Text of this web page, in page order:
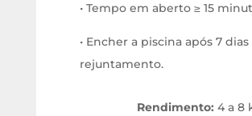
• Tempo em aberto ≥ 15
• Encher a piscina após 7
rejuntamento.
Rendimento: 4 a 8